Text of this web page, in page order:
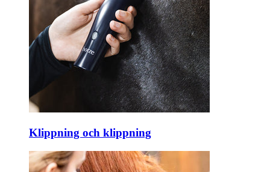
Klippning och klippning